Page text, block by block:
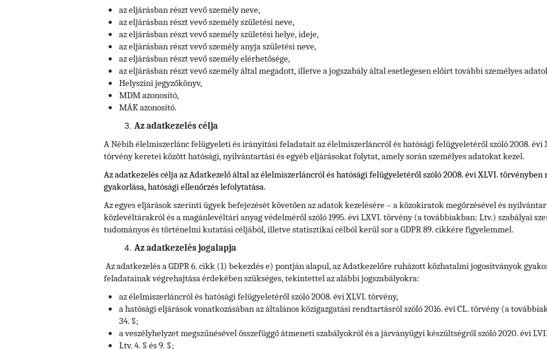
az eljárásban részt vevő személy neve,
az eljárásban részt vevő személy születési neve,
az eljárásban részt vevő személy születési helye, ideje,
az eljárásban részt vevő személy anyja születési neve,
az eljárásban részt vevő személy elérhetősége,
az eljárásban részt vevő személy által megadott, illetve a jogszabály által esetlegesen előírt további személyes
Helyszíni jegyzőkönyv,
MDM azonosító,
MÁK azonosító.
Az adatkezelés célja
A Nébih élelmiszerlánc felügyeleti és irányítási feladatait az élelmiszerláncról és hatósági felügyeletéről szóló 2008. évi
törvény keretei között hatósági, nyilvántartási és egyéb eljárásokat folytat, amely során személyes adatokat kezel.
Az adatkezelés célja az Adatkezelő által az élelmiszerláncról és hatósági felügyeletéről szóló 2008. évi XLVI.
gyakorlása, hatósági ellenőrzés lefolytatása.
Az egyes eljárások szerinti ügyek befejezését követően az adatok kezelésére – a közokiratok megőrzésével és
közlevéltárakról és a magánlevéltári anyag védelméről szóló 1995. évi LXVI. törvény (a továbbiakban: Ltv.) szabályai
tudományos és történelmi kutatási céljából, illetve statisztikai célból kerül sor a GDPR 89. cikkére figyelemmel.
Az adatkezelés jogalapja
Az adatkezelés a GDPR 6. cikk (1) bekezdés e) pontján alapul, az Adatkezelőre ruházott közhatalmi jogosítványok
feladatainak végrehajtása érdekében szükséges, tekintettel az alábbi jogszabályokra:
az élelmiszerláncról és hatósági felügyeletéről szóló 2008. évi XLVI. törvény,
a hatósági eljárások vonatkozásában az általános közigazgatási rendtartásról szóló 2016. évi CL. törvény (a
34. §;
a veszélyhelyzet megszűnésével összefüggő átmeneti szabályokról és a járványügyi készültségről szóló 2020. évi
Ltv. 4. § és 9. §;